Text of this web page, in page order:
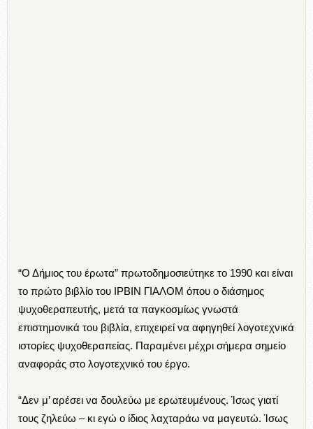
“Ο Δήμιος του έρωτα” πρωτοδημοσιεύτηκε το 1990 και είναι
το πρώτο βιβλίο του ΙΡΒΙΝ ΓΙΑΛΟΜ όπου ο διάσημος
ψυχοθεραπευτής, μετά τα παγκοσμίως γνωστά
επιστημονικά του βιβλία, επιχειρεί να αφηγηθεί λογοτεχνικά
ιστορίες ψυχοθεραπείας. Παραμένει μέχρι σήμερα σημείο
αναφοράς στο λογοτεχνικό του έργο.
“Δεν μ’ αρέσει να δουλεύω με ερωτευμένους. Ίσως γιατί
τους ζηλεύω – κι εγώ ο ίδιος λαχταράω να μαγευτώ. Ίσως